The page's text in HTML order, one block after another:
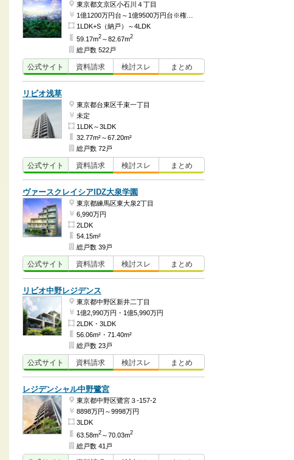
東京都文京区小石川４丁目
1LDK+S（納戸）～4LDK
59.17m2 ～82.67m2
総戸数 522戸
公式サイト 資料請求 検討スレ まとめ
リビオ浅草
東京都台東区千束一丁目
未定
1LDK～3LDK
32.77m²～67.20m²
総戸数 72戸
公式サイト 資料請求 検討スレ まとめ
ヴァースクレイシアIDZ大泉学園
東京都練馬区東大泉2丁目
6,990万円
2LDK
54.15m²
総戸数 39戸
公式サイト 資料請求 検討スレ まとめ
リビオ中野レジデンス
東京都中野区新井二丁目
1億2,990万円・1億5,990万円
2LDK・3LDK
56.06m²・71.40m²
総戸数 23戸
公式サイト 資料請求 検討スレ まとめ
レジデンシャル中野鷺宮
東京都中野区鷺宮３-157-2
8898万円～9998万円
3LDK
63.58m2 ～70.03m2
総戸数 41戸